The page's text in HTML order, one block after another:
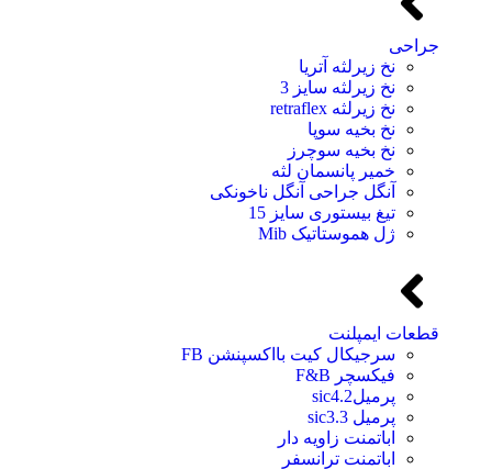
جراحی
نخ زیرلثه آتریا
نخ زیرلثه سایز 3
نخ زیرلثه retraflex
نخ بخیه سوپا
نخ بخیه سوچرز
خمیر پانسمان لثه
آنگل جراحی آنگل ناخونکی
تیغ بیستوری سایز 15
ژل هموستاتیک Mib
قطعات ایمپلنت
سرجیکال کیت بااکسپنشن FB
فیکسچر F&B
پرمیلsic4.2
پرمیل sic3.3
اباتمنت زاویه دار
اباتمنت ترانسفر